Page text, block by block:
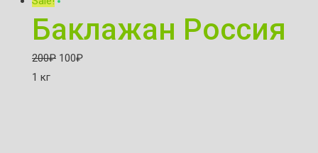
Баклажан Россия
200₽ 100₽
1 кг